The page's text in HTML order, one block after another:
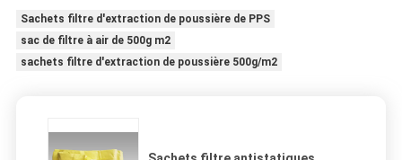
Sachets filtre d'extraction de poussière de PPS
sac de filtre à air de 500g m2
sachets filtre d'extraction de poussière 500g/m2